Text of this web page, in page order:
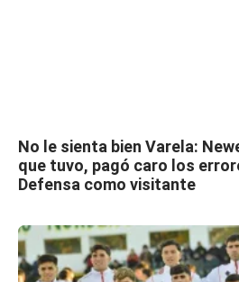
No le sienta bien Varela:
que tuvo, pagó caro los
Defensa como visitante